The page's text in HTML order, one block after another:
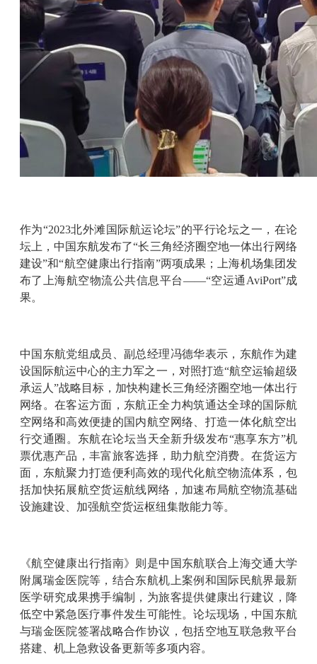
作为“2023北外滩国际航运论坛”的平行论坛之一，在论
坛上，中国东航发布了“长三角经济圈空地一体出行网络
建设”和“航空健康出行指南”两项成果；上海机场集团发
布了上海航空物流公共信息平台——“空运通AviPort”成
果。
中国东航党组成员、副总经理冯德华表示，东航作为建
设国际航运中心的主力军之一，对照打造“航空运输超级
承运人”战略目标，加快构建长三角经济圈空地一体出行
网络。在客运方面，东航正全力构筑通达全球的国际航
空网络和高效便捷的国内航空网络、打造一体化航空出
行交通圈。东航在论坛当天全新升级发布“惠享东方”机
票优惠产品，丰富旅客选择，助力航空消费。在货运方
面，东航聚力打造便利高效的现代化航空物流体系，包
括加快拓展航空货运航线网络，加速布局航空物流基础
设施建设、加强航空货运枢纽集散能力等。
《航空健康出行指南》则是中国东航联合上海交通大学
附属瑞金医院等，结合东航机上案例和国际民航界最新
医学研究成果携手编制，为旅客提供健康出行建议，降
低空中紧急医疗事件发生可能性。论坛现场，中国东航
与瑞金医院签署战略合作协议，包括空地互联急救平台
搭建、机上急救设备更新等多项内容。